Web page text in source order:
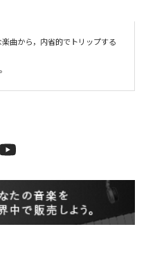
曲から，内省的でトリップする